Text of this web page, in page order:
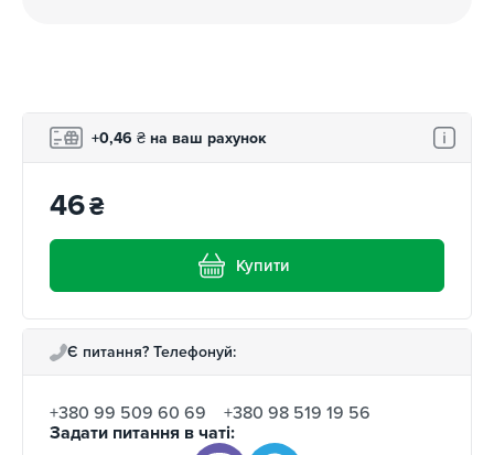
+0,46 ₴ на ваш рахунок
46₴
Купити
Є питання? Телефонуй:
+380 99 509 60 69
+380 98 519 19 56
Задати питання в чаті: